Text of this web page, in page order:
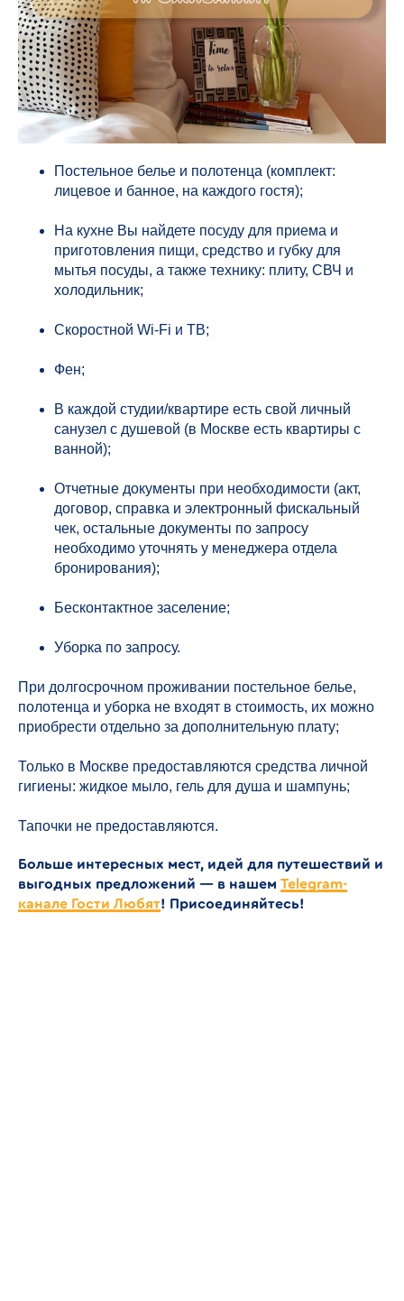
Постельное белье и полотенца (комплект:
лицевое и банное, на каждого гостя);
На кухне Вы найдете посуду для приема и
приготовления пищи, средство и губку для
мытья посуды, а также технику: плиту, СВЧ и
холодильник;
Скоростной Wi-Fi и ТВ;
Фен;
В каждой студии/квартире есть свой личный
санузел с душевой (в Москве есть квартиры с
ванной);
Отчетные документы при необходимости (акт,
договор, справка и электронный фискальный
чек, остальные документы по запросу
необходимо уточнять у менеджера отдела
бронирования);
Бесконтактное заселение;
Уборка по запросу.
При долгосрочном проживании постельное белье,
полотенца и уборка не входят в стоимость, их можно
приобрести отдельно за дополнительную плату;
Только в Москве предоставляются средства личной
гигиены: жидкое мыло, гель для душа и шампунь;
Тапочки не предоставляются.
Больше интересных мест, идей для путешествий и
выгодных предложений — в нашем Telegram-
канале Гости Любят! Присоединяйтесь!